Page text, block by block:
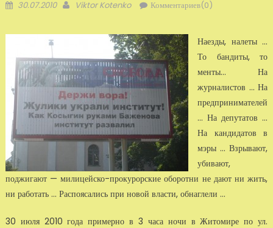
Добавлено
30.07.2010 Автор
Viktor Kotenko Комментариев(0)
Наезды, налеты ...
То бандиты, то
менты... На
журналистов ... На
предпринимателей
... На депутатов ...
На кандидатов в
мэры ... Взрывают,
убивают,
поджигают — милицейско-прокурорские оборотни не дают ни жить,
ни работать ... Распоясались при новой власти, обнаглели ...
30 июля 2010 года примерно в 3 часа ночи в Житомире по ул.